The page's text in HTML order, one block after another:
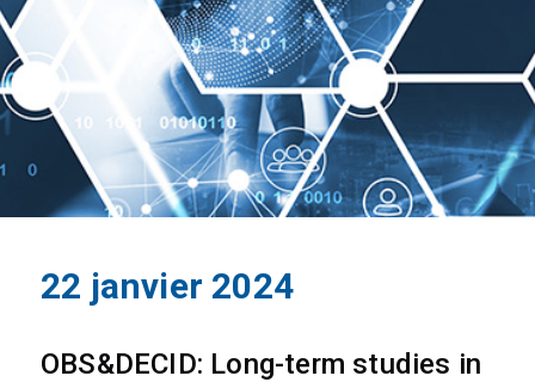
22 janvier 2024
OBS&DECID: Long-term studies in